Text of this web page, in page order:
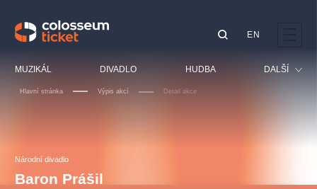
MUZIKÁL DIVADLO HUDBA DALŠÍ
EN
Hlavní stránka Výpis akcí Detail akce
Národní divadlo
Baron Prášil
OBYČEJNÁ HOLKA
Agentura 44, s.r.o.